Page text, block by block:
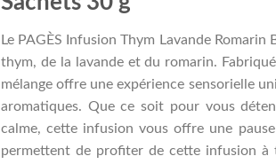
Le PAGÈS Infusion Thym Lavande
thym, de la lavande et du romarin.
mélange offre une expérience sensorielle
aromatiques. Que ce soit pour vous
calme, cette infusion vous offre une
permettent de profiter de cette infusion à